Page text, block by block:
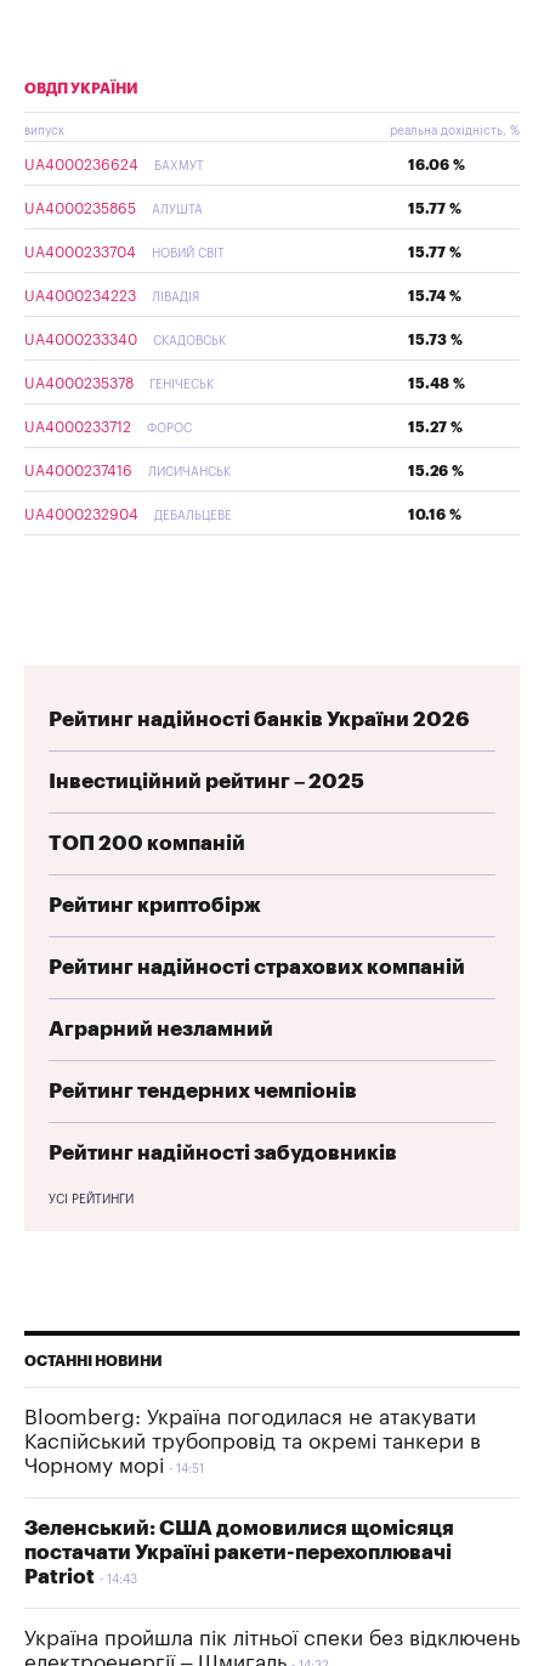
ОВДП УКРАЇНИ
випуск реальна дохідність, %
UA4000236624 БАХМУТ 16.06 %
UA4000235865 АЛУШТА 15.77 %
UA4000233704 НОВИЙ СВІТ 15.77 %
UA4000234223 ЛІВАДІЯ 15.74 %
UA4000233340 СКАДОВСЬК 15.73 %
UA4000235378 ГЕНІЧЕСЬК 15.48 %
UA4000233712 ФОРОС 15.27 %
UA4000237416 ЛИСИЧАНСЬК 15.26 %
UA4000232904 ДЕБАЛЬЦЕВЕ 10.16 %
Рейтинг надійності банків України 2026
Інвестиційний рейтинг – 2025
ТОП 200 компаній
Рейтинг криптобірж
Рейтинг надійності страхових компаній
Аграрний незламний
Рейтинг тендерних чемпіонів
Рейтинг надійності забудовників
УСІ РЕЙТИНГИ
ОСТАННІ НОВИНИ
Bloomberg: Україна погодилася не атакувати
Каспійський трубопровід та окремі танкери в
Чорному морі
14:51
Зеленський: США домовилися щомісяця
постачати Україні ракети-перехоплювачі
Patriot
14:43
Україна пройшла пік літньої спеки без відключень